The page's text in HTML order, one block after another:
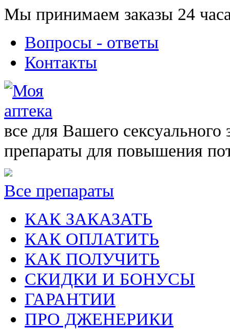
Мы принимаем заказы 24
Вопросы - ответы
Контакты
все для Вашего сексуального
препараты для повышения
Все препараты
КАК ЗАКАЗАТЬ
КАК ОПЛАТИТЬ
КАК ПОЛУЧИТЬ
СКИДКИ И БОНУСЫ
ГАРАНТИИ
ПРО ДЖЕНЕРИКИ